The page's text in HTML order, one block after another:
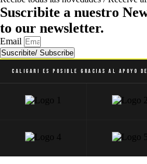
Suscribite a nuestro
to our newsletter.
Email
Suscribite/ Subscribe
Caligari es posible gracias al apoyo